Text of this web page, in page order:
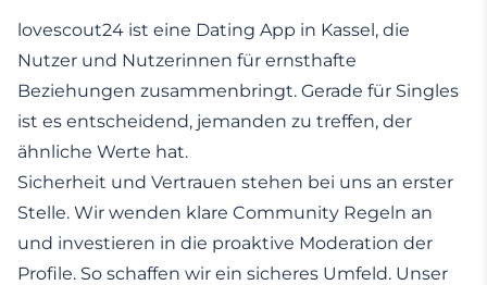
lovescout24 ist eine Dating App in Kassel, die
Nutzer und Nutzerinnen für ernsthafte
Beziehungen zusammenbringt. Gerade für Singles
ist es entscheidend, jemanden zu treffen, der
ähnliche Werte hat.
Sicherheit und Vertrauen stehen bei uns an erster
Stelle. Wir wenden klare Community Regeln an
und investieren in die proaktive Moderation der
Profile. So schaffen wir ein sicheres Umfeld. Unser